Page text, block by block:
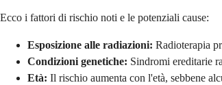
Ecco i fattori di rischio noti e le potenziali cause:
Esposizione alle radiazioni: Radioterapia
Condizioni genetiche: Sindromi ereditarie
Età: Il rischio aumenta con l'età, sebbene